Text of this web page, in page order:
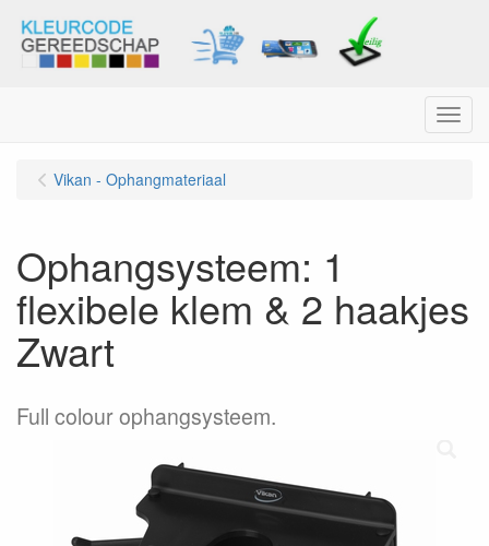
Menu
Vikan - Ophangmateriaal
Ophangsysteem: 1
flexibele klem & 2 haakjes
Zwart
Full colour ophangsysteem.